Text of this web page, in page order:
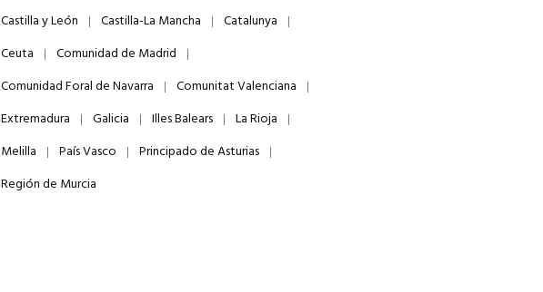
Castilla y León
Castilla-La Mancha
Catalunya
Ceuta
Comunidad de Madrid
Comunidad Foral de Navarra
Comunitat Valenciana
Extremadura
Galicia Illes Balears
La Rioja
Melilla
País Vasco
Principado de Asturias
Región de Murcia